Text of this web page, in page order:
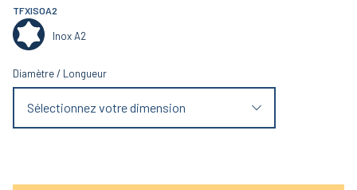
TFXISOA2
Inox A2
Diamètre/ Longueur
Sélectionnez votre dimension